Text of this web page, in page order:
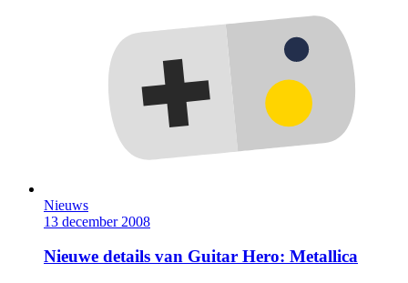
Nieuws
13 december 2008
Nieuwe details van Guitar Hero: Metallica